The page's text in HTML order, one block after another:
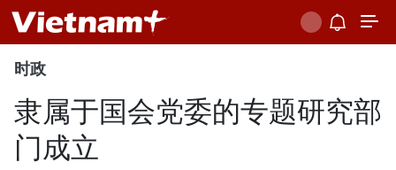
时政
隶属于国会党委的专题研究部
门成立